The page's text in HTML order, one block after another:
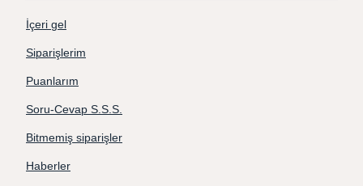
İçeri gel
Siparişlerim
Puanlarım
Soru-Cevap S.S.S.
Bitmemiş siparişler
Haberler